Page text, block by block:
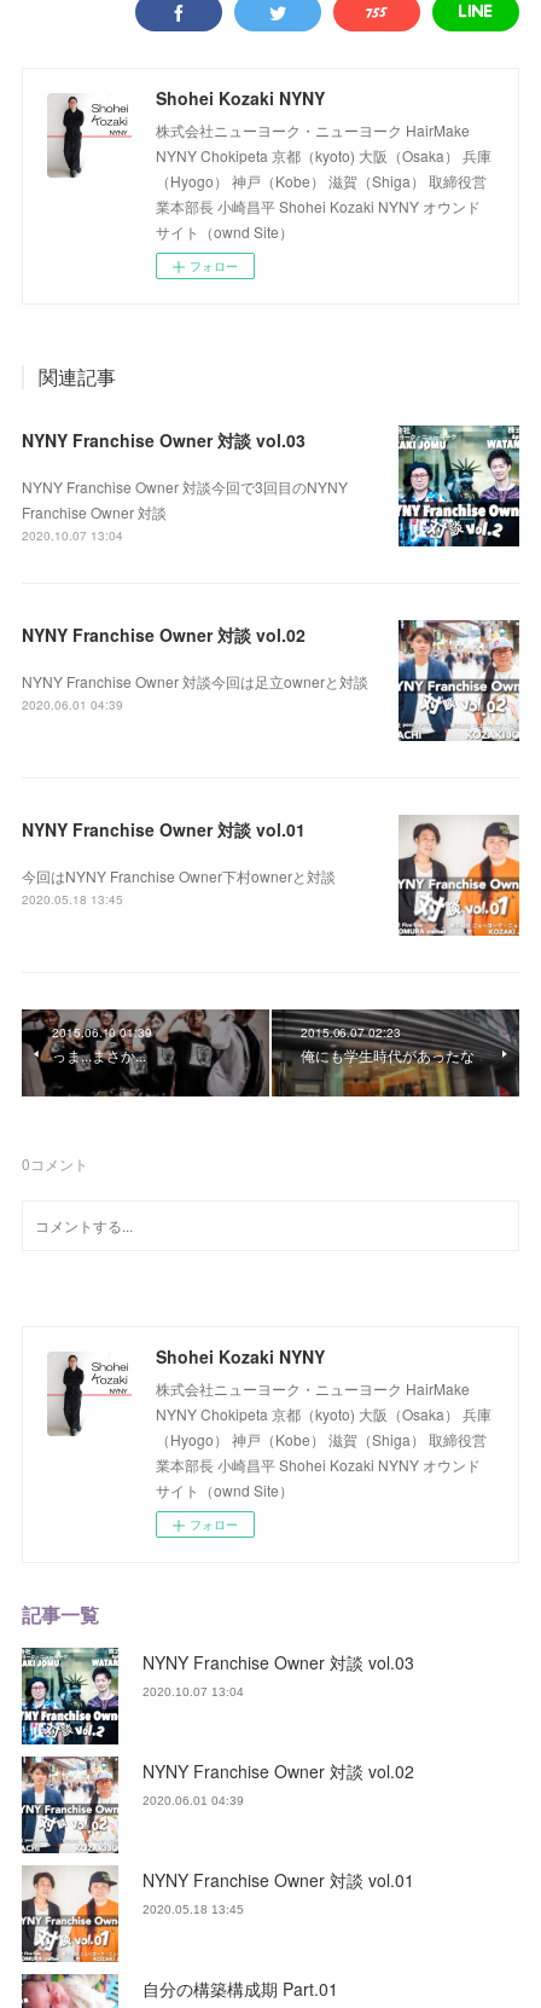
Shohei Kozaki NYNY
株式会社ニューヨーク・ニューヨーク HairMake
NYNY Chokipeta 京都（kyoto) 大阪（Osaka） 兵庫
（Hyogo） 神戸（Kobe） 滋賀（Shiga） 取締役営
業本部長 小崎昌平 Shohei Kozaki NYNY オウンド
サイト（ownd Site）
フォロー
関連記事
NYNY Franchise Owner 対談 vol.03
NYNY Franchise Owner 対談今回で3回目のNYNY
Franchise Owner 対談
2020.10.07 13:04
NYNY Franchise Owner 対談 vol.02
NYNY Franchise Owner 対談今回は足立ownerと対談
2020.06.01 04:39
NYNY Franchise Owner 対談 vol.01
今回はNYNY Franchise Owner下村ownerと対談
2020.05.18 13:45
2015.06.10 01:39
っま...まさか...
2015.06.07 02:23
俺にも学生時代があったな
0コメント
Shohei Kozaki NYNY
株式会社ニューヨーク・ニューヨーク HairMake
NYNY Chokipeta 京都（kyoto) 大阪（Osaka） 兵庫
（Hyogo） 神戸（Kobe） 滋賀（Shiga） 取締役営
業本部長 小崎昌平 Shohei Kozaki NYNY オウンド
サイト（ownd Site）
フォロー
記事一覧
NYNY Franchise Owner 対談 vol.03
2020.10.07 13:04
NYNY Franchise Owner 対談 vol.02
2020.06.01 04:39
NYNY Franchise Owner 対談 vol.01
2020.05.18 13:45
自分の構築構成期 Part.01